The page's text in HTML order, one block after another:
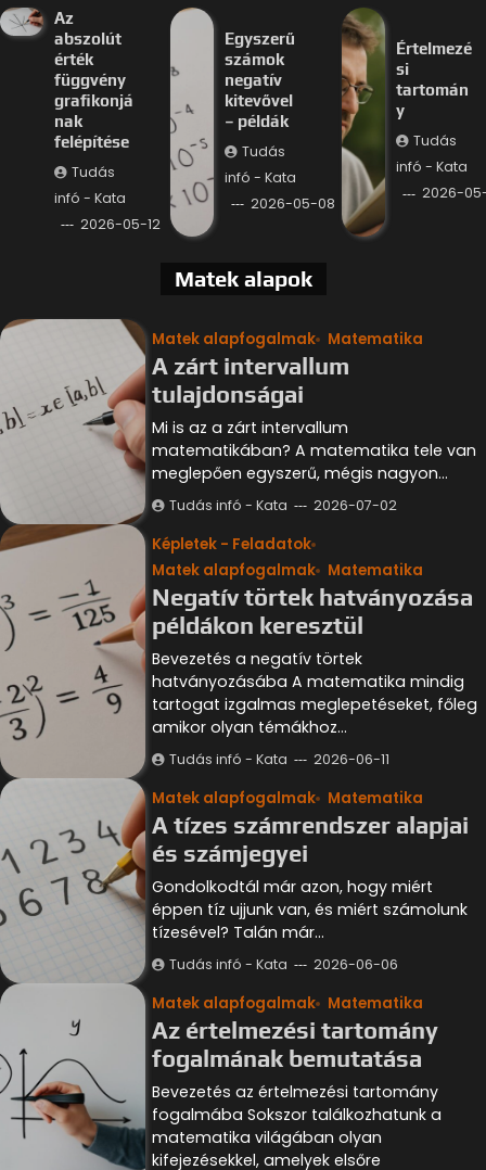
Az
abszolút
érték
függvény
grafikonjá
nak
felépítése
Tudás
infó - Kata
2026-05-12
Egyszerű
számok
negatív
kitevővel
– példák
Tudás
infó - Kata
2026-05-08
Értelmezé
si
tartomán
y
Tudás
infó - Kata
2026-
Matek alapok
Matek alapfogalmak Matematika
A zárt intervallum
tulajdonságai
Mi is az a zárt intervallum
matematikában? A matematika tele van
meglepően egyszerű, mégis nagyon…
Tudás infó - Kata 2026-07-02
Képletek - Feladatok
Matek alapfogalmak
Matematika
Negatív törtek hatványozása
példákon keresztül
Bevezetés a negatív törtek
hatványozásába A matematika mindig
tartogat izgalmas meglepetéseket, főleg
amikor olyan témákhoz…
Tudás infó - Kata 2026-06-11
Matek alapfogalmak Matematika
A tízes számrendszer alapjai
és számjegyei
Gondolkodtál már azon, hogy miért
éppen tíz ujjunk van, és miért számolunk
tízesével? Talán már…
Tudás infó - Kata 2026-06-06
Matek alapfogalmak Matematika
Az értelmezési tartomány
fogalmának bemutatása
Bevezetés az értelmezési tartomány
fogalmába Sokszor találkozhatunk a
matematika világában olyan
kifejezésekkel, amelyek elsőre